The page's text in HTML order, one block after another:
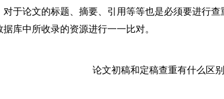
于论文的标题、摘要、引用等等也是必须要进行
库中所收录的资源进行一一比对。